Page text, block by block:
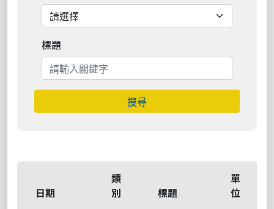
標題
搜尋
日期
類
別
標題
單
位